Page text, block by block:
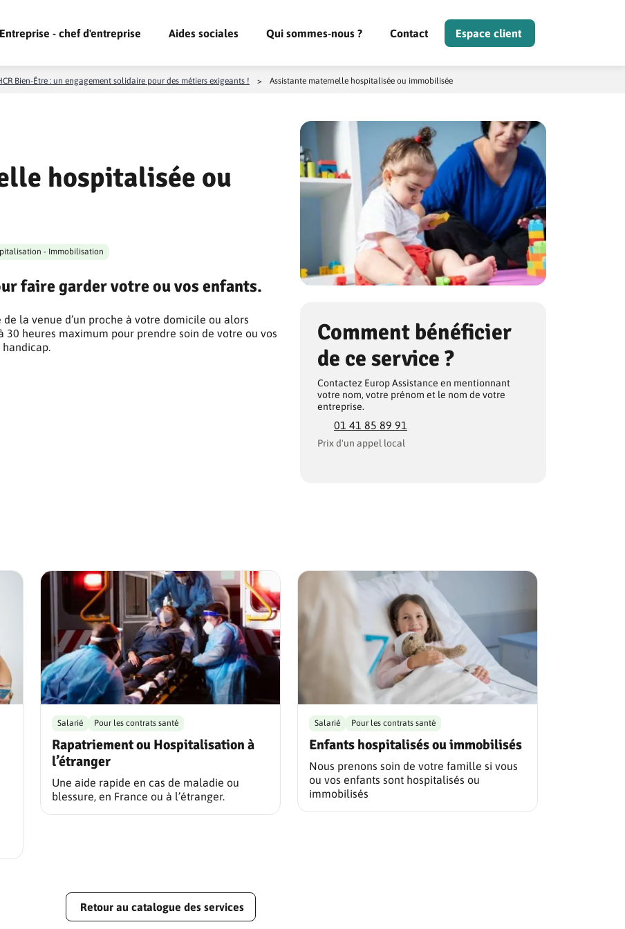
Entreprise - chef d'entreprise Aides sociales Qui sommes-nous ? Contact Espace client
Bien-Être : un engagement solidaire pour des métiers exigeants ! > Assistante maternelle hospitalisée ou immobilisée
hospitalisée ou
- Immobilisation
faire garder votre ou vos enfants.
la venue d’un proche à votre domicile ou alors
heures maximum pour prendre soin de votre ou vos
Comment bénéficier
de ce service ?
Contactez Europ Assistance en mentionnant
votre nom, votre prénom et le nom de votre
entreprise.
01 41 85 89 91
Prix d'un appel local
Rapatriement ou Hospitalisation à
l’étranger
Salarié Pour les contrats santé
Une aide rapide en cas de maladie ou
blessure, en France ou à l’étranger.
Enfants hospitalisés ou immobilisés
Salarié Pour les contrats santé
Nous prenons soin de votre famille si vous
ou vos enfants sont hospitalisés ou
immobilisés
Retour au catalogue des services